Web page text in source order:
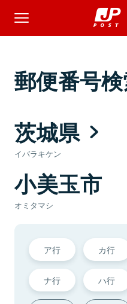
郵便番号
茨城県
イバラキケン
小美玉市
オミタマシ
ア行 カ行
ナ行 ハ行